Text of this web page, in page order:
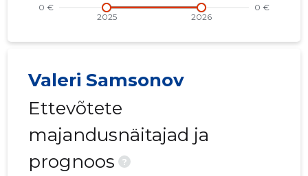
Valeri Samsonov
Ettevõtete
majandusnäitajad ja
prognoos
?